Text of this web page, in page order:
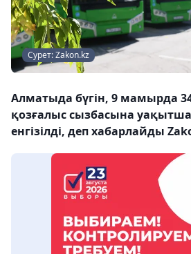
Сурет: Zakon.kz
Алматыда бүгін, 9 мамырда
қозғалыс сызбасына уақытша
енгізілді, деп хабарлайды